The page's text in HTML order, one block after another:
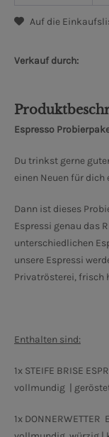
Auf die
Verkauf durch:
Espresso
Du trinkst gerne
einen Neuen für dich
Dann ist dieses
Espressi genau das
unterschiedlichen
unsere Espressi
Privatrösterei, frisch
Enthalten sind:
1x STEIFE BRISE
vollmundig |
1x